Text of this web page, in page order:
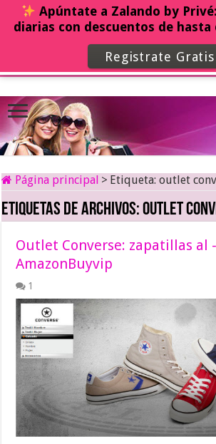
Página principal > Etiqueta:outlet
Etiquetas de archivos:outlet
Outlet Converse: zapatillas al
AmazonBuyvip
1
Apúntate a Zalando by
diarias con descuentos de hasta
Registrate Gratis